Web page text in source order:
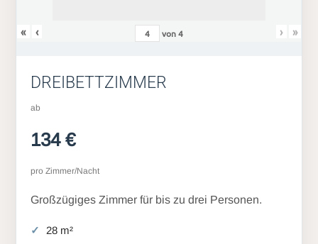
« ‹ von4 › »
DREIBETTZIMMER
ab
134 €
pro Zimmer/Nacht
Großzügiges Zimmer für bis zu drei Personen.
28 m²